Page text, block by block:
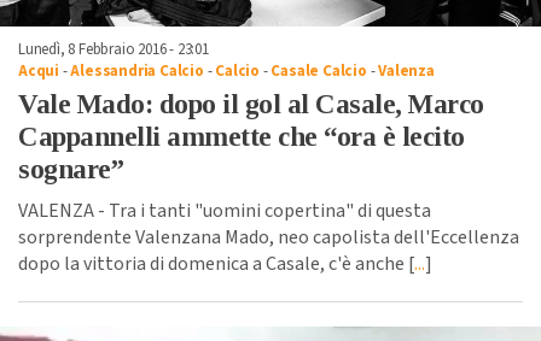
Lunedì, 8 Febbraio 2016 - 23:01
Acqui -Alessandria Calcio -Calcio -Casale Calcio -Valenza
Vale Mado: dopo il gol al Casale, Marco
Cappannelli ammette che “ora è lecito
sognare”
VALENZA - Tra i tanti "uomini copertina" di questa
sorprendente Valenzana Mado, neo capolista dell'Eccellenza
dopo la vittoria di domenica a Casale, c'è anche [...]